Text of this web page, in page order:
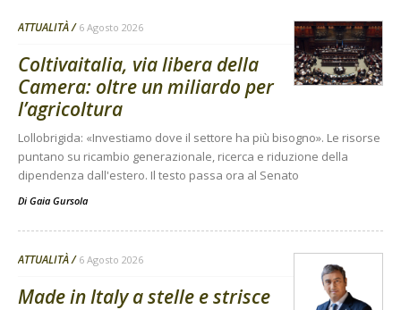
ATTUALITÀ 6 Agosto 2026
Coltivaitalia, via libera della
Camera: oltre un miliardo per
l’agricoltura
Lollobrigida: «Investiamo dove il settore ha più bisogno». Le risorse
puntano su ricambio generazionale, ricerca e riduzione della
dipendenza dall'estero. Il testo passa ora al Senato
Di Gaia Gursola
ATTUALITÀ 6 Agosto 2026
Made in Italy a stelle e strisce